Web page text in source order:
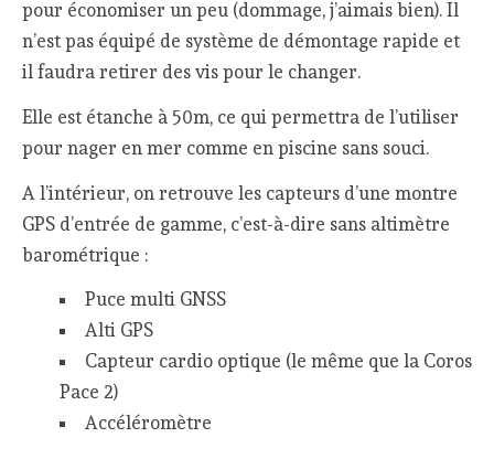
pour économiser un peu (dommage, j’aimais bien). Il
n’est pas équipé de système de démontage rapide et
il faudra retirer des vis pour le changer.
Elle est étanche à 50m, ce qui permettra de l’utiliser
pour nager en mer comme en piscine sans souci.
A l’intérieur, on retrouve les capteurs d’une montre
GPS d’entrée de gamme, c’est-à-dire sans altimètre
barométrique :
Puce multi GNSS
Alti GPS
Capteur cardio optique (le même que la Coros
Pace 2)
Accéléromètre